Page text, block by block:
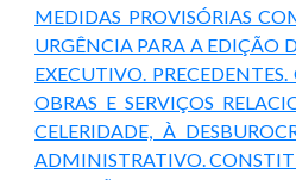
MEDIDAS PROVISÓRIAS
URGÊNCIA PARA A EDIÇÃO
EXECUTIVO.
OBRAS E SERVIÇOS
CELERIDADE, À
ADMINISTRATIVO.